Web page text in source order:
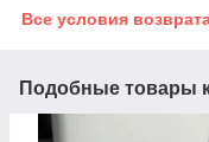
Все условия
Подобные товары